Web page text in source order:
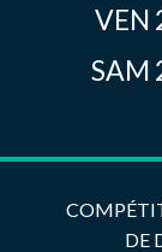
VEN
SAM
DE